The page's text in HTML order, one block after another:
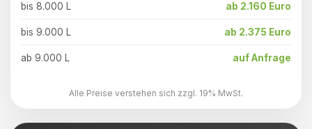
bis 8.000 L ab 2.160 Euro
bis 9.000 L ab 2.375 Euro
ab 9.000 L auf Anfrage
Alle Preise verstehen sich zzgl. 19% MwSt.